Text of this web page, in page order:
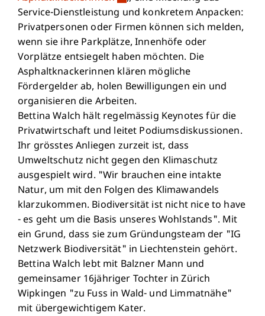
Service-Dienstleistung und konkretem Anpacken:
Privatpersonen oder Firmen können sich melden,
wenn sie ihre Parkplätze, Innenhöfe oder
Vorplätze entsiegelt haben möchten. Die
Asphaltknackerinnen klären mögliche
Fördergelder ab, holen Bewilligungen ein und
organisieren die Arbeiten.
Bettina Walch hält regelmässig Keynotes für die
Privatwirtschaft und leitet Podiumsdiskussionen.
Ihr grösstes Anliegen zurzeit ist, dass
Umweltschutz nicht gegen den Klimaschutz
ausgespielt wird. "Wir brauchen eine intakte
Natur, um mit den Folgen des Klimawandels
klarzukommen. Biodiversität ist nicht nice to have
- es geht um die Basis unseres Wohlstands". Mit
ein Grund, dass sie zum Gründungsteam der "IG
Netzwerk Biodiversität" in Liechtenstein gehört.
Bettina Walch lebt mit Balzner Mann und
gemeinsamer 16jähriger Tochter in Zürich
Wipkingen "zu Fuss in Wald- und Limmatnähe"
mit übergewichtigem Kater.